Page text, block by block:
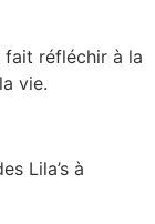
fait réfléchir à la
vie.
Lila’s à